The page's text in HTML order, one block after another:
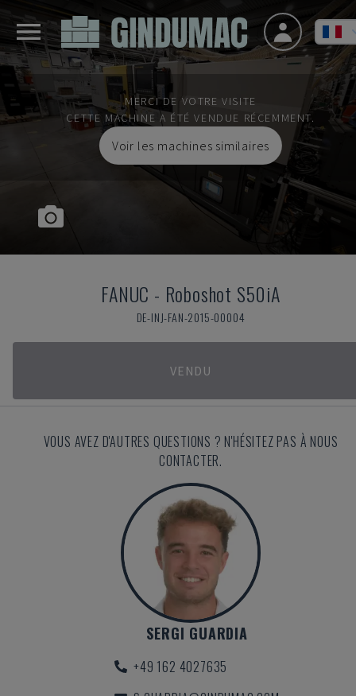
MERCI DE VOTRE VISITE
CETTE MACHINE A ÉTÉ VENDUE RÉCEMMENT.
Voir les machines similaires
FANUC - Roboshot S50iA
DE-INJ-FAN-2015-00004
VENDU
VOUS AVEZ D'AUTRES QUESTIONS ? N'HÉSITEZ PAS À NOUS
CONTACTER.
SERGI GUARDIA
+49 162 4027635